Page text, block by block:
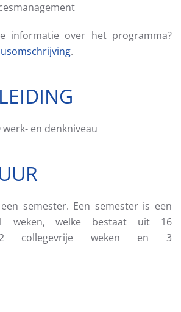
informatie over het programma?
.
werk- en denkniveau
semester. Een semester is een
weken, welke bestaat uit 16
2 collegevrije weken en 3